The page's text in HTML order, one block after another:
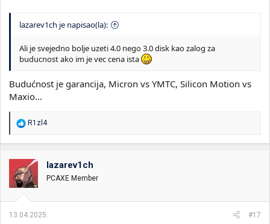
lazarev1ch je napisao(la):
Ali je svejedno bolje uzeti 4.0 nego 3.0 disk kao zalog za
buducnost ako im je vec cena ista
Budućnost je garancija, Micron vs YMTC, Silicon Motion vs
Maxio...
R
a
o
v
a
n
:
R1zl4
lazarev1ch
PCAXE Member
13.04.2025. #17